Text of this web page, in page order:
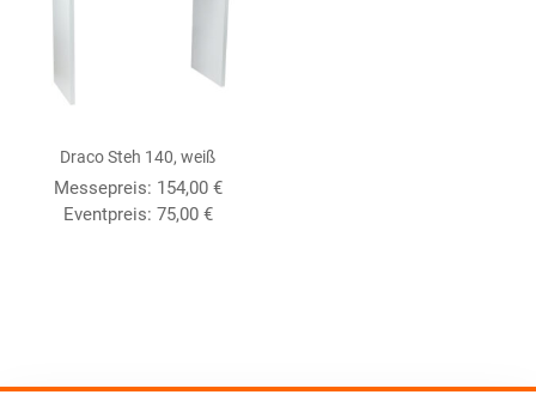
Draco Steh 140, weiß
Messepreis: 154,00 €
Eventpreis: 75,00 €